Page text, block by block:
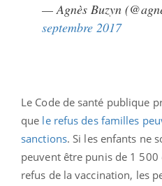
— Agnès Buzyn
septembre 2017
Le Code de santé publique
que le refus des familles
sanctions. Si les enfants ne
peuvent être punis de 1 500
refus de la vaccination, les